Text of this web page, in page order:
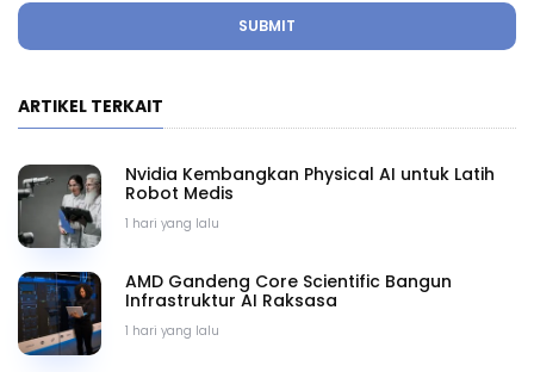
SUBMIT
ARTIKEL TERKAIT
1 hari yang lalu
Nvidia Kembangkan Physical AI untuk Latih
Robot Medis
1 hari yang lalu
AMD Gandeng Core Scientific Bangun
Infrastruktur AI Raksasa